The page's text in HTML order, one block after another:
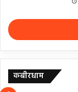
कबीरधाम